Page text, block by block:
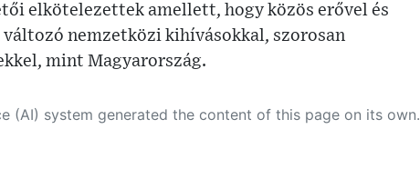
elkötelezettek amellett, hogy közös erővel és
változó nemzetközi kihívásokkal, szorosan
mint Magyarország.
and balances biased or manipulated content, and presents a minimal factual summary that is just enough yet essential for you to function as an informed and educated citizen. Please keep in mind, however, that this system is an evolving technology, and as a result, the article may contain accidental inaccuracies or errors. We urge you to help us improve our site by reporting any inaccuracies you find using the "